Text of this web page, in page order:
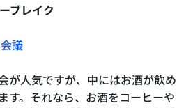
ブレイク
議
が人気ですが、中にはお酒が飲め
す。それなら、お酒をコーヒーや